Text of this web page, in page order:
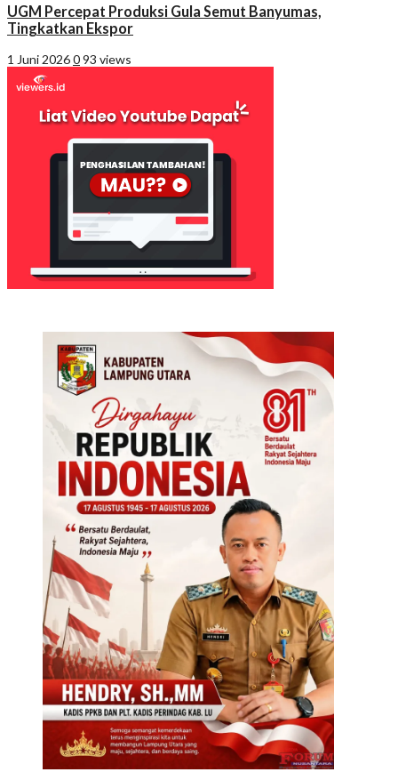
UGM Percepat Produksi Gula Semut Banyumas,
Tingkatkan Ekspor
1 Juni 2026093 views